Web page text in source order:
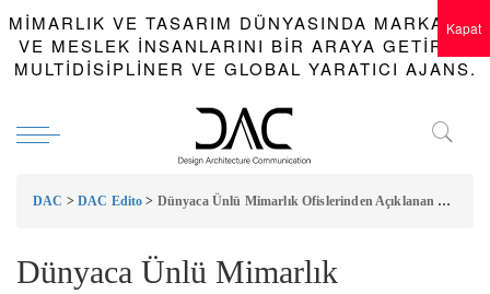
MIMARLIK VE TASARIM DÜNYASINDA MARKALAR
VE MESLEK INSANLARINI BIR ARAYA GETIREN
MULTIDISIPLINER VE GLOBAL YARATICI AJANS.
DAC > DAC Edito > Dünyaca Ünlü Mimarlık Ofislerinden Açıklanan Konsept Tasarımları – Haziran’26
Dünyaca Ünlü Mimarlık
Kapat